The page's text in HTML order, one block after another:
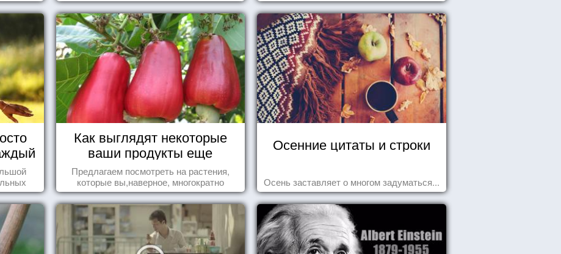
Как выглядят некоторые
ваши продукты еще
живыми?
Предлагаем посмотреть на растения,
которые вы,наверное, многократно
видели , но никогда не представляли
себе, что употребляете их в пищу.
Осенние цитаты и строки
Осень заставляет о многом задуматься...